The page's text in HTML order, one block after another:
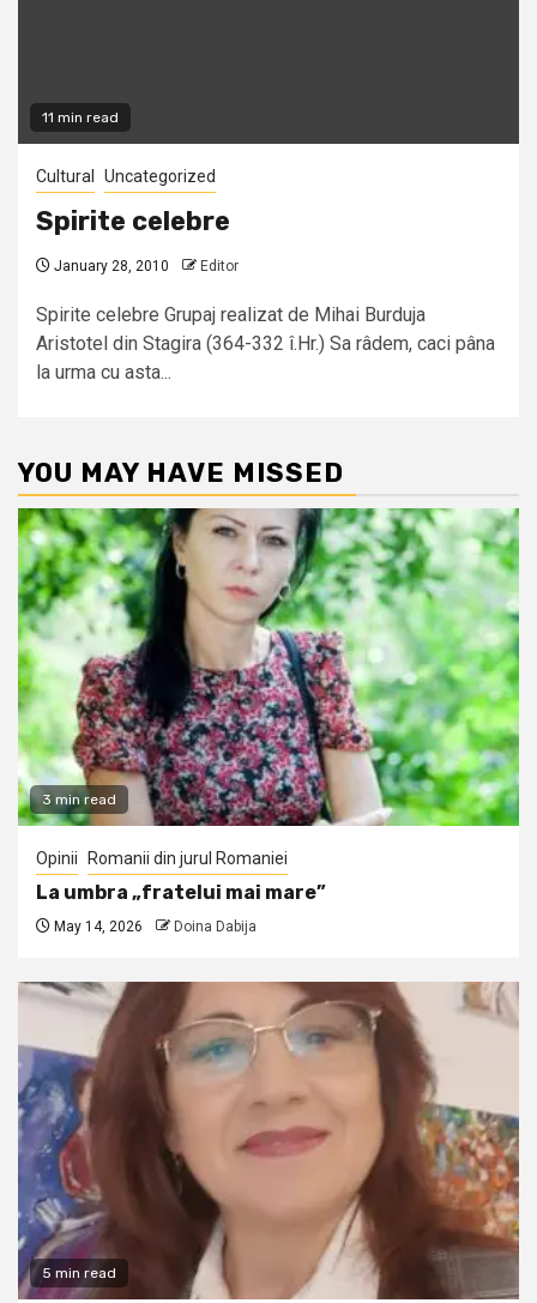
11 min read
Cultural Uncategorized
Spirite celebre
January 28, 2010 Editor
Spirite celebre Grupaj realizat de Mihai Burduja
Aristotel din Stagira (364-332 î.Hr.) Sa râdem, caci pâna
la urma cu asta...
YOU MAY HAVE MISSED
3 min read
Opinii Romanii din jurul Romaniei
La umbra „fratelui mai mare”
May 14, 2026 Doina Dabija
5 min read